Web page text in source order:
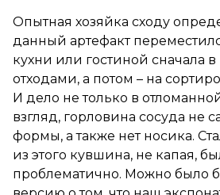
Опытная хозяйка сходу
данный артефакт
кухни или гостиной сначала
отходами, а потом – на
И дело не только в
взгляд, горловина сосуда не
формы, а также нет носика.
из этого кувшина, не капая,
проблематично. Можно было